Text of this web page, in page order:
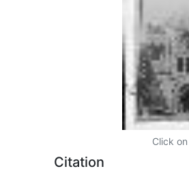
Click
Citation